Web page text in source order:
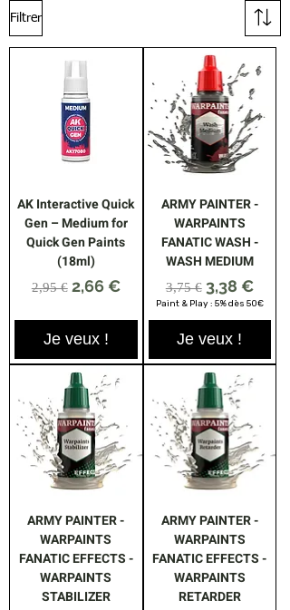
Filtrer
AK Interactive Quick
Gen – Medium for
Quick Gen Paints
(18ml)
Prix original
2,95 € Prix promotionnel
2,66 €
Je veux !
ARMY PAINTER -
WARPAINTS
FANATIC WASH -
WASH MEDIUM
Prix original
3,75 € Prix
3,38 €
Paint & Play : 5% dès 50€
Je veux !
ARMY PAINTER -
WARPAINTS
FANATIC EFFECTS -
WARPAINTS
STABILIZER
ARMY PAINTER -
WARPAINTS
FANATIC EFFECTS -
WARPAINTS
RETARDER